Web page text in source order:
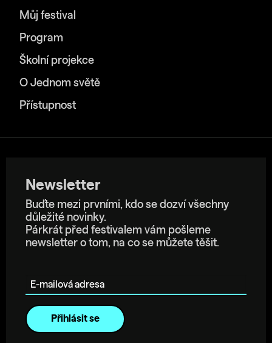
Můj festival
Program
Školní projekce
O Jednom světě
Přístupnost
Newsletter
Buďte mezi prvními, kdo se dozví všechny
důležité novinky.
Párkrát před festivalem vám pošleme
newsletter o tom, na co se můžete těšit.